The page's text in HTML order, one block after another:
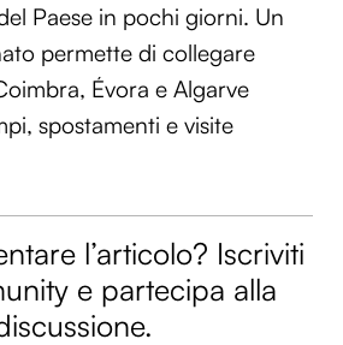
Paese in pochi giorni. Un
permette di collegare
Évora e Algarve
spostamenti e visite
l’articolo? Iscriviti
e partecipa alla